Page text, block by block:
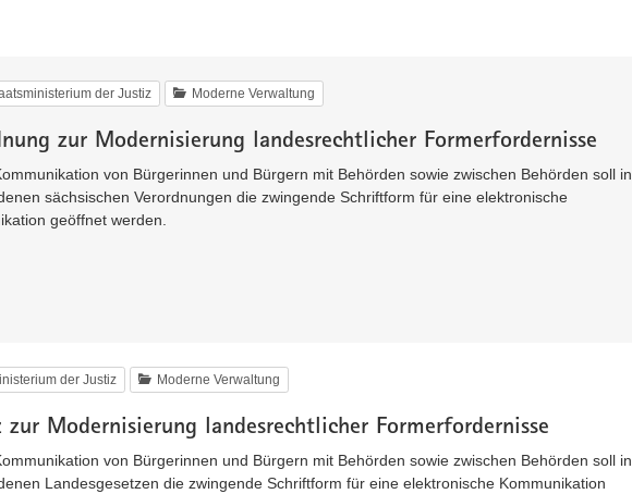
der Justiz Moderne Verwaltung
zur Modernisierung landesrechtlicher Formerfordernisse
von Bürgerinnen und Bürgern mit Behörden sowie zwischen Behörden soll in
sächsischen Verordnungen die zwingende Schriftform für eine elektronische
geöffnet werden.
der Justiz Moderne Verwaltung
zur Modernisierung landesrechtlicher Formerfordernisse
von Bürgerinnen und Bürgern mit Behörden sowie zwischen Behörden soll in
Landesgesetzen die zwingende Schriftform für eine elektronische Kommunikation